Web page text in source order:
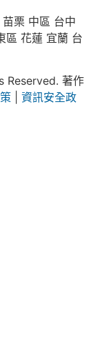
栗 中區 台中
區 花蓮 宜蘭 台
Reserved. 著作
資訊安全政